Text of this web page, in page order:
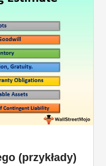
(przykłady)